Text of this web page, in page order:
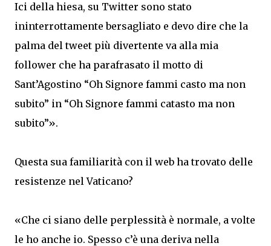
Ici della hiesa, su Twitter sono stato
ininterrottamente bersagliato e devo dire che la
palma del tweet più divertente va alla mia
follower che ha parafrasato il motto di
Sant’Agostino “Oh Signore fammi casto ma non
subito” in “Oh Signore fammi catasto ma non
subito”».
Questa sua familiarità con il web ha trovato delle
resistenze nel Vaticano?
«Che ci siano delle perplessità è normale, a volte
le ho anche io. Spesso c’è una deriva nella